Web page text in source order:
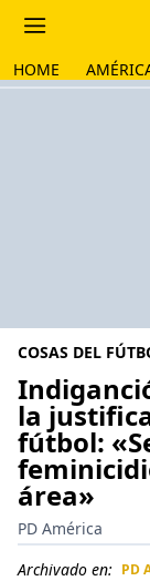
HOME
COSAS DEL
la
fútbol:
área»
PD América
Archivado en: PD